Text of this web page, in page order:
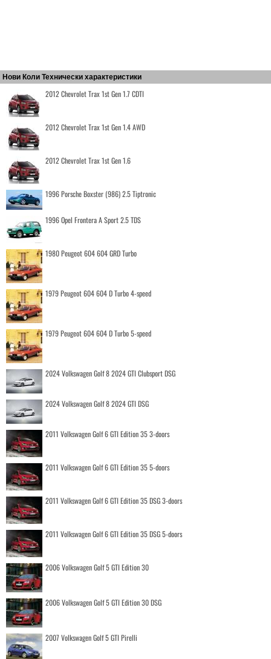
Нови Коли Технически характеристики
2012 Chevrolet Trax 1st Gen 1.7 CDTI
2012 Chevrolet Trax 1st Gen 1.4 AWD
2012 Chevrolet Trax 1st Gen 1.6
1996 Porsche Boxster (986) 2.5 Tiptronic
1996 Opel Frontera A Sport 2.5 TDS
1980 Peugeot 604 604 GRD Turbo
1979 Peugeot 604 604 D Turbo 4-speed
1979 Peugeot 604 604 D Turbo 5-speed
2024 Volkswagen Golf 8 2024 GTI Clubsport DSG
2024 Volkswagen Golf 8 2024 GTI DSG
2011 Volkswagen Golf 6 GTI Edition 35 3-doors
2011 Volkswagen Golf 6 GTI Edition 35 5-doors
2011 Volkswagen Golf 6 GTI Edition 35 DSG 3-doors
2011 Volkswagen Golf 6 GTI Edition 35 DSG 5-doors
2006 Volkswagen Golf 5 GTI Edition 30
2006 Volkswagen Golf 5 GTI Edition 30 DSG
2007 Volkswagen Golf 5 GTI Pirelli